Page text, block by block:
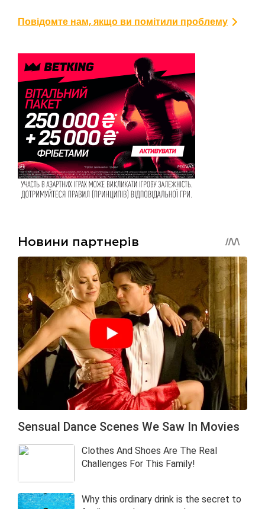
Повідомте нам, якщо ви помітили проблему